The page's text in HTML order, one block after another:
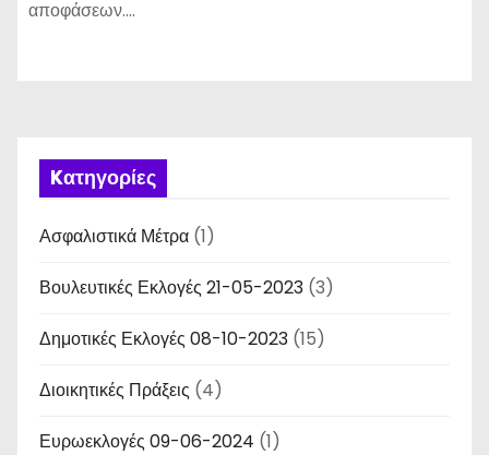
αποφάσεων.…
Kατηγορίες
Ασφαλιστικά Μέτρα (1)
Βουλευτικές Εκλογές 21-05-2023 (3)
Δημοτικές Εκλογές 08-10-2023 (15)
Διοικητικές Πράξεις (4)
Ευρωεκλογές 09-06-2024 (1)